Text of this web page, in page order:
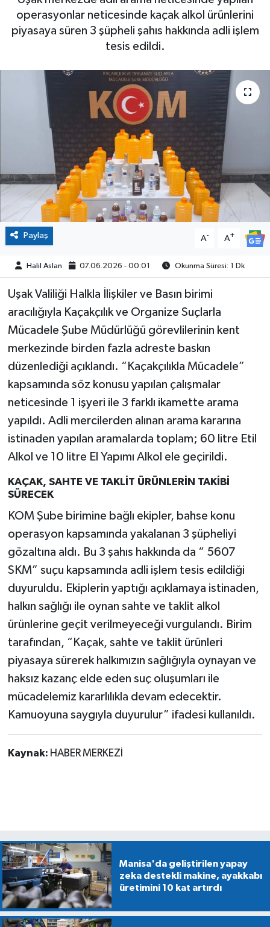
operasyonlar neticesinde kaçak alkol ürünlerini
piyasaya süren 3 şüpheli şahıs hakkında adli işlem
tesis edildi.
Paylaş A- A+
Halil Aslan 07.06.2026 - 00:01 Okunma Süresi: 1 Dk
Uşak Valiliği Halkla İlişkiler ve Basın birimi
aracılığıyla Kaçakçılık ve Organize Suçlarla
Mücadele Şube Müdürlüğü görevlilerinin kent
merkezinde birden fazla adreste baskın
düzenlediği açıklandı. “Kaçakçılıkla Mücadele”
kapsamında söz konusu yapılan çalışmalar
neticesinde 1 işyeri ile 3 farklı ikamette arama
yapıldı. Adli mercilerden alınan arama kararına
istinaden yapılan aramalarda toplam; 60 litre Etil
Alkol ve 10 litre El Yapımı Alkol ele geçirildi.
KAÇAK, SAHTE VE TAKLİT ÜRÜNLERİN TAKİBİ
SÜRECEK
KOM Şube birimine bağlı ekipler, bahse konu
operasyon kapsamında yakalanan 3 şüpheliyi
gözaltına aldı. Bu 3 şahıs hakkında da “ 5607
SKM” suçu kapsamında adli işlem tesis edildiği
duyuruldu. Ekiplerin yaptığı açıklamaya istinaden,
halkın sağlığı ile oynan sahte ve taklit alkol
ürünlerine geçit verilmeyeceği vurgulandı. Birim
tarafından, “Kaçak, sahte ve taklit ürünleri
piyasaya sürerek halkımızın sağlığıyla oynayan ve
haksız kazanç elde eden suç oluşumları ile
mücadelemiz kararlılıkla devam edecektir.
Kamuoyuna saygıyla duyurulur” ifadesi kullanıldı.
Kaynak: HABER MERKEZİ
Manisa'da geliştirilen yapay
zeka destekli makine, ayakkabı
üretimini 10 kat artırdı